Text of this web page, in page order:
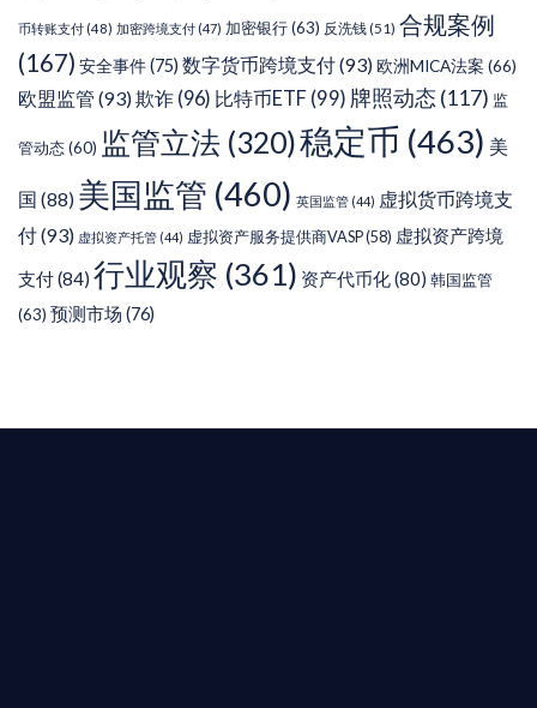
币转账支付 (48) 加密跨境支付 (47) 加密银行(63) 反洗钱(51) 合规案例
(167) 安全事件(75) 数字货币跨境支付(93)欧洲MICA法案 (66)
欧盟监管 (93)欺诈 (96) 比特币ETF (99) 牌照动态 (117) 监
管动态(60) 监管立法 (320)稳定币 (463) 美
国 (88) 美国监管 (460) 英国监管 (44) 虚拟货币跨境支
付(93) 虚拟资产托管 (44) 虚拟资产服务提供商VASP(58) 虚拟资产跨境
支付(84) 行业观察 (361) 资产代币化(80) 韩国监管
(63) 预测市场 (76)